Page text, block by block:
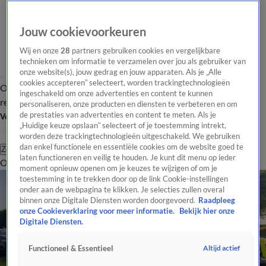
Overzicht Laatste nieuws Regionieuws Het beste van Hart
Tip de
redactie
Volg Hart van Nederland
Zoeken
OverzichtRegioUitzendingenWeerTip de redactiePanelVideo's
Jouw cookievoorkeuren
Wij en onze28 partners gebruiken cookies en vergelijkbare
technieken om informatie te verzamelen over jou als gebruiker van
onze website(s), jouw gedrag en jouw apparaten. Als je „Alle
cookies accepteren” selecteert, worden trackingtechnologieën
ingeschakeld om onze advertenties en content te kunnen
personaliseren, onze producten en diensten te verbeteren en om
de prestaties van advertenties en content te meten. Als je
„Huidige keuze opslaan” selecteert of je toestemming intrekt,
worden deze trackingtechnologieën uitgeschakeld. We gebruiken
dan enkel functionele en essentiële cookies om de website goed te
laten functioneren en veilig te houden. Je kunt dit menu op ieder
moment opnieuw openen om je keuzes te wijzigen of om je
toestemming in te trekken door op de link Cookie-instellingen
onder aan de webpagina te klikken. Je selecties zullen overal
binnen onze Digitale Diensten worden doorgevoerd. Raadpleeg
onze Cookieverklaring voor meer informatie.
Bekijk hier onze
Digitale Diensten.
Functioneel & Essentieel Altijd actief